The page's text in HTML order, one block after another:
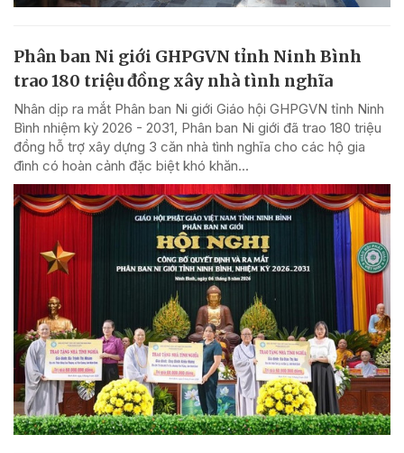
Phân ban Ni giới GHPGVN tỉnh Ninh Bình
trao 180 triệu đồng xây nhà tình nghĩa
Nhân dịp ra mắt Phân ban Ni giới Giáo hội GHPGVN tỉnh Ninh
Bình nhiệm kỳ 2026 - 2031, Phân ban Ni giới đã trao 180 triệu
đồng hỗ trợ xây dựng 3 căn nhà tình nghĩa cho các hộ gia
đình có hoàn cảnh đặc biệt khó khăn...